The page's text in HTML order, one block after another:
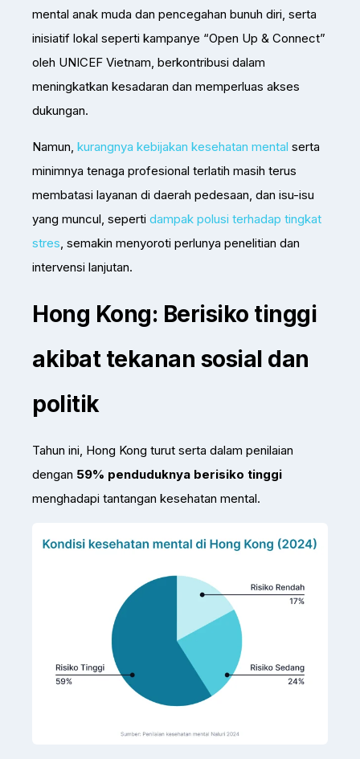
mental anak muda dan pencegahan bunuh diri, serta
inisiatif lokal seperti kampanye “Open Up & Connect”
oleh UNICEF Vietnam, berkontribusi dalam
meningkatkan kesadaran dan memperluas akses
dukungan.
Namun, kurangnya kebijakan kesehatan mental serta
minimnya tenaga profesional terlatih masih terus
membatasi layanan di daerah pedesaan, dan isu-isu
yang muncul, seperti dampak polusi terhadap tingkat
stres , semakin menyoroti perlunya penelitian dan
intervensi lanjutan.
Hong Kong: Berisiko tinggi
akibat tekanan sosial dan
politik
Tahun ini, Hong Kong turut serta dalam penilaian
dengan 59% penduduknya berisiko tinggi
menghadapi tantangan kesehatan mental.